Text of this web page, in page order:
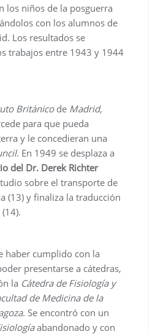
los niños de la posguerra
con los alumnos de
Los resultados se
trabajos entre 1943 y 1944
Británicode Madrid,
para que pueda
y le concedieran una
. En 1949 se desplaza a
del Dr. Derek Richter
sobre el transporte de
(13) y finaliza la traducción
haber cumplido con la
presentarse a cátedras,
la Cátedra de Fisiología y
de Medicina de la
. Se encontró con un
abandonado y con